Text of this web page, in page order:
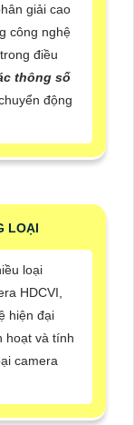
giải cao
công nghệ
điều
thông số
động
LOẠI
loại
HDCVI,
hiện đại
hoạt và tính
camera